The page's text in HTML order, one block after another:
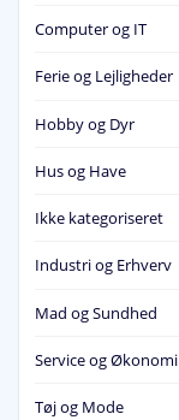
Computer og IT
Ferie og Lejligheder
Hobby og Dyr
Hus og Have
Ikke kategoriseret
Industri og Erhverv
Mad og Sundhed
Service og Økonomi
Tøj og Mode